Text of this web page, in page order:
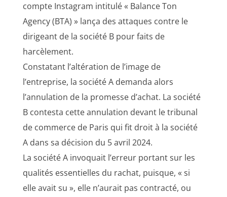
compte Instagram intitulé « Balance Ton
Agency (BTA) » lança des attaques contre le
dirigeant de la société B pour faits de
harcèlement.
Constatant l’altération de l’image de
l’entreprise, la société A demanda alors
l’annulation de la promesse d’achat. La société
B contesta cette annulation devant le tribunal
de commerce de Paris qui fit droit à la société
A dans sa décision du 5 avril 2024.
La société A invoquait l’erreur portant sur les
qualités essentielles du rachat, puisque, « si
elle avait su », elle n’aurait pas contracté, ou